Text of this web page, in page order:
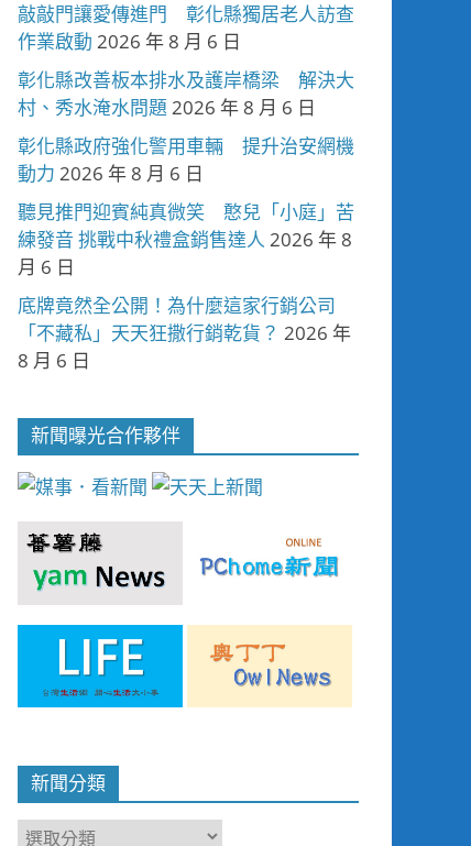
敲敲門讓愛傳進門 彰化縣獨居老人訪查
作業啟動 2026 年 8 月 6 日
彰化縣改善板本排水及護岸橋梁 解決大
村、秀水淹水問題 2026 年 8 月 6 日
彰化縣政府強化警用車輛 提升治安網機
動力 2026 年 8 月 6 日
聽見推門迎賓純真微笑 憨兒「小庭」苦
練發音 挑戰中秋禮盒銷售達人 2026 年 8
月 6 日
底牌竟然全公開！為什麼這家行銷公司
「不藏私」天天狂撒行銷乾貨？ 2026 年
8 月 6 日
新聞曝光合作夥伴
新聞分類
新